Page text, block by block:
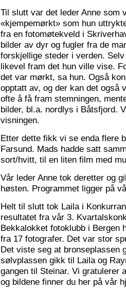
Til slutt var det leder Anne som
«kjempemørkt» som hun
fra en fotomøtekveld i
bilder av dyr og fugler fra de
forskjellige steder i verden.
likevel fram det hun ville vise.
det var mørkt, sa hun. Også
opptatt av, og der kan det
ofte å få fram stemningen,
bilder, bl.a. nordlys i Båtsfjord.
visningen.
Etter dette fikk vi se enda flere
Farsund. Mads hadde satt
sort/hvitt, til en liten film med
Vår leder Anne tok deretter og
høsten. Programmet ligger på
Helt til slutt tok Laila i
resultatet fra vår 3.
Bekkalokket fotoklubb i
fra 17 fotografer. Det var stor
Det viste seg at bronseplassen
sølvplassen gikk til Laila og
gangen til Steinar. Vi gratulerer
og bildene finner du her på vår